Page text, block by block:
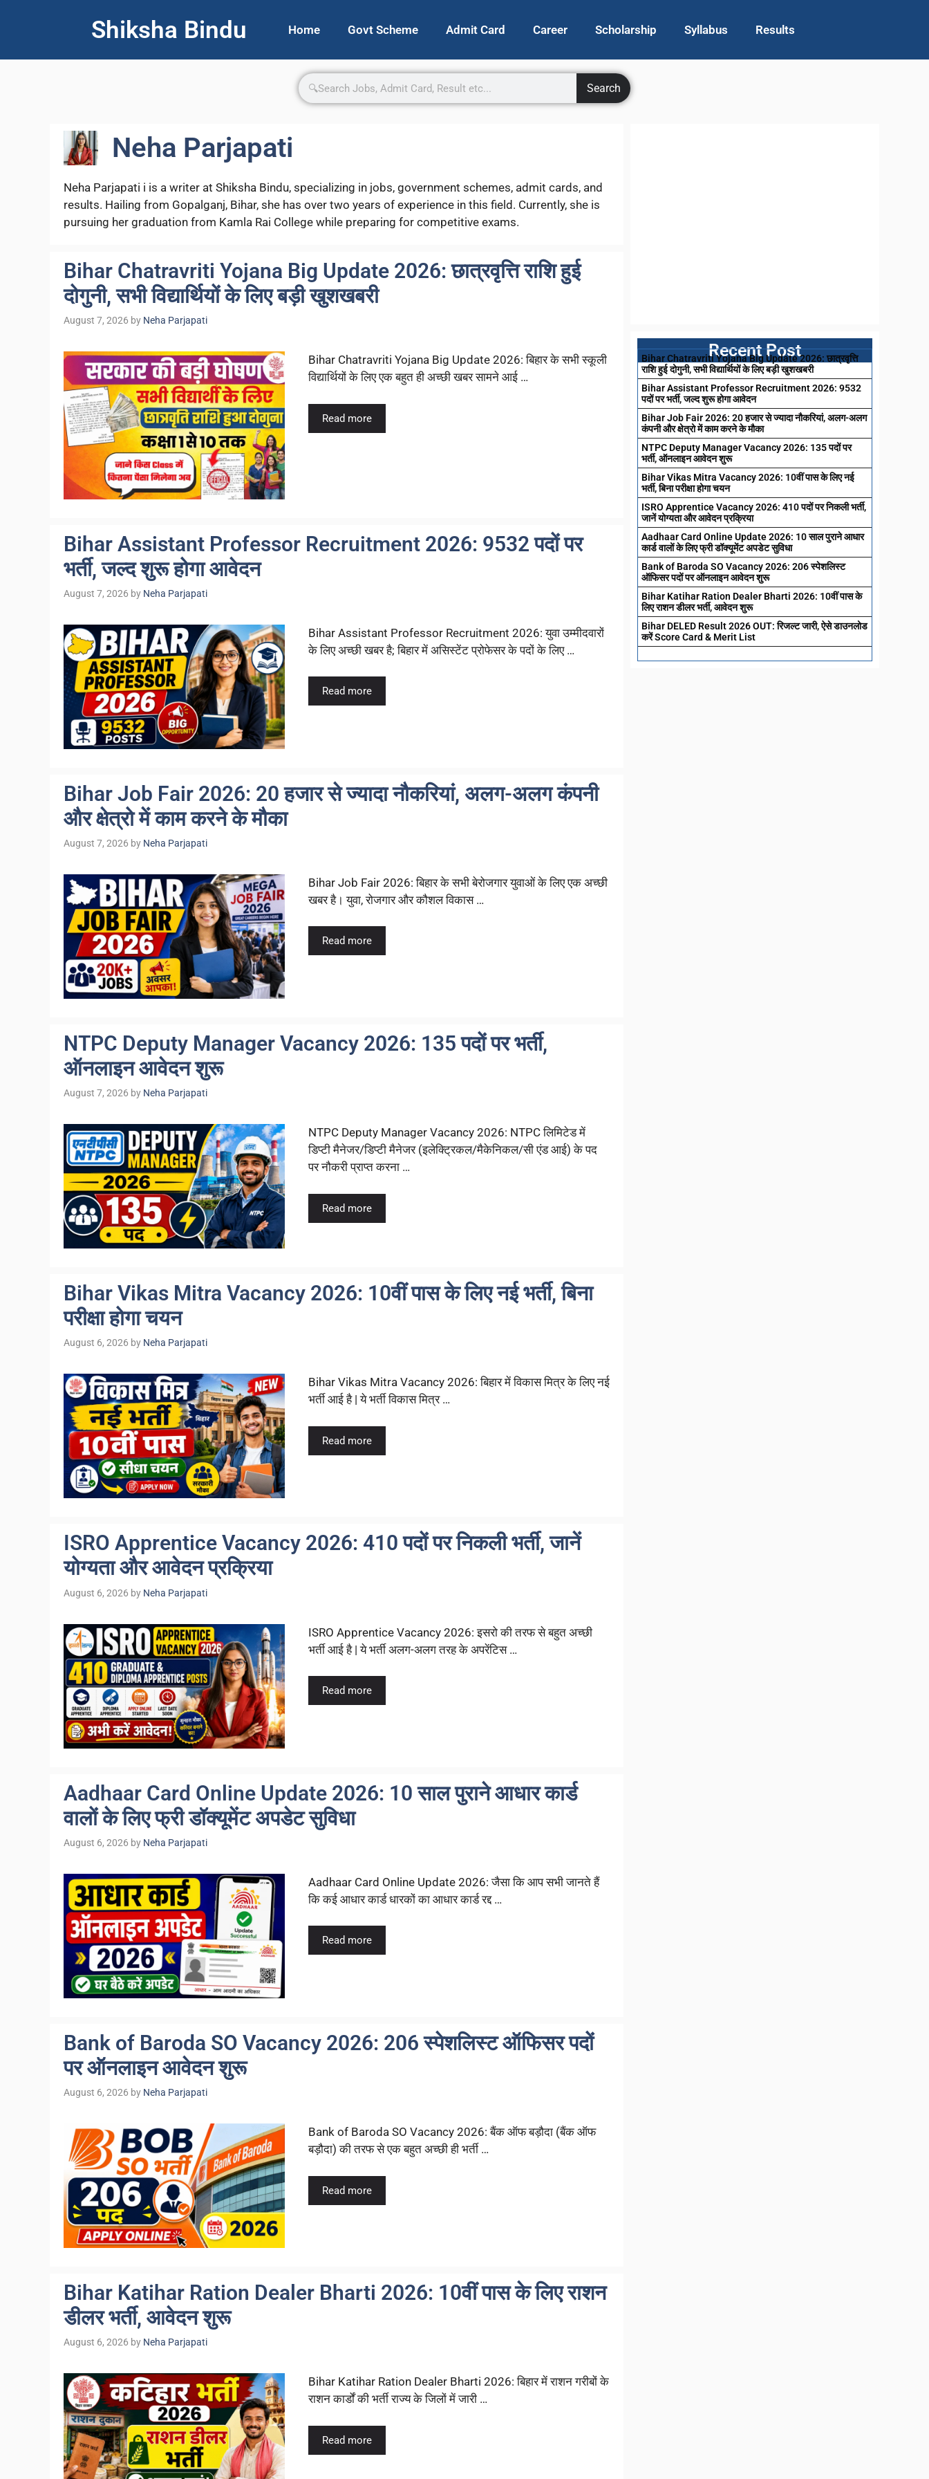
Shiksha Bindu Home Govt Scheme Admit Card Career Scholarship Syllabus Results
Search
Neha Parjapati
Neha Parjapati i is a writer at Shiksha Bindu, specializing in jobs, government schemes, admit cards, and
results. Hailing from Gopalganj, Bihar, she has over two years of experience in this field. Currently, she is
pursuing her graduation from Kamla Rai College while preparing for competitive exams.
Bihar Chatravriti Yojana Big Update 2026: छात्रवृत्ति राशि हुई
दोगुनी, सभी विद्यार्थियों के लिए बड़ी खुशखबरी
August 7, 2026 by Neha Parjapati
Bihar Chatravriti Yojana Big Update 2026: बिहार के सभी स्कूली
विद्यार्थियों के लिए एक बहुत ही अच्छी खबर सामने आई …
Read more
Bihar Assistant Professor Recruitment 2026: 9532 पदों पर
भर्ती, जल्द शुरू होगा आवेदन
August 7, 2026 by Neha Parjapati
Bihar Assistant Professor Recruitment 2026: युवा उम्मीदवारों
के लिए अच्छी खबर है; बिहार में असिस्टेंट प्रोफेसर के पदों के लिए …
Read more
Bihar Job Fair 2026: 20 हजार से ज्यादा नौकरियां, अलग-अलग कंपनी
और क्षेत्रो में काम करने के मौका
August 7, 2026 by Neha Parjapati
Bihar Job Fair 2026: बिहार के सभी बेरोजगार युवाओं के लिए एक अच्छी
खबर है। युवा, रोजगार और कौशल विकास …
Read more
NTPC Deputy Manager Vacancy 2026: 135 पदों पर भर्ती,
ऑनलाइन आवेदन शुरू
August 7, 2026 by Neha Parjapati
NTPC Deputy Manager Vacancy 2026: NTPC लिमिटेड में
डिप्टी मैनेजर/डिप्टी मैनेजर (इलेक्ट्रिकल/मैकेनिकल/सी एंड आई) के पद
पर नौकरी प्राप्त करना …
Read more
Bihar Vikas Mitra Vacancy 2026: 10वीं पास के लिए नई भर्ती, बिना
परीक्षा होगा चयन
August 6, 2026 by Neha Parjapati
Bihar Vikas Mitra Vacancy 2026: बिहार में विकास मित्र के लिए नई
भर्ती आई है | ये भर्ती विकास मित्र …
Read more
ISRO Apprentice Vacancy 2026: 410 पदों पर निकली भर्ती, जानें
योग्यता और आवेदन प्रक्रिया
August 6, 2026 by Neha Parjapati
ISRO Apprentice Vacancy 2026: इसरो की तरफ से बहुत अच्छी
भर्ती आई है | ये भर्ती अलग-अलग तरह के अपरेंटिस …
Read more
Aadhaar Card Online Update 2026: 10 साल पुराने आधार कार्ड
वालों के लिए फ्री डॉक्यूमेंट अपडेट सुविधा
August 6, 2026 by Neha Parjapati
Aadhaar Card Online Update 2026: जैसा कि आप सभी जानते हैं
कि कई आधार कार्ड धारकों का आधार कार्ड रद्द …
Read more
Bank of Baroda SO Vacancy 2026: 206 स्पेशलिस्ट ऑफिसर पदों
पर ऑनलाइन आवेदन शुरू
August 6, 2026 by Neha Parjapati
Bank of Baroda SO Vacancy 2026: बैंक ऑफ बड़ौदा (बैंक ऑफ
बड़ौदा) की तरफ से एक बहुत अच्छी ही भर्ती …
Read more
Bihar Katihar Ration Dealer Bharti 2026: 10वीं पास के लिए राशन
डीलर भर्ती, आवेदन शुरू
August 6, 2026 by Neha Parjapati
Bihar Katihar Ration Dealer Bharti 2026: बिहार में राशन गरीबों के
राशन कार्डों की भर्ती राज्य के जिलों में जारी …
Read more
Recent Post
Bihar Chatravriti Yojana Big Update 2026: छात्रवृत्ति
राशि हुई दोगुनी, सभी विद्यार्थियों के लिए बड़ी खुशखबरी
Bihar Assistant Professor Recruitment 2026: 9532
पदों पर भर्ती, जल्द शुरू होगा आवेदन
Bihar Job Fair 2026: 20 हजार से ज्यादा नौकरियां, अलग-अलग
कंपनी और क्षेत्रो में काम करने के मौका
NTPC Deputy Manager Vacancy 2026: 135 पदों पर
भर्ती, ऑनलाइन आवेदन शुरू
Bihar Vikas Mitra Vacancy 2026: 10वीं पास के लिए नई
भर्ती, बिना परीक्षा होगा चयन
ISRO Apprentice Vacancy 2026: 410 पदों पर निकली भर्ती,
जानें योग्यता और आवेदन प्रक्रिया
Aadhaar Card Online Update 2026: 10 साल पुराने आधार
कार्ड वालों के लिए फ्री डॉक्यूमेंट अपडेट सुविधा
Bank of Baroda SO Vacancy 2026: 206 स्पेशलिस्ट
ऑफिसर पदों पर ऑनलाइन आवेदन शुरू
Bihar Katihar Ration Dealer Bharti 2026: 10वीं पास के
लिए राशन डीलर भर्ती, आवेदन शुरू
Bihar DELED Result 2026 OUT: रिजल्ट जारी, ऐसे डाउनलोड
करें Score Card & Merit List